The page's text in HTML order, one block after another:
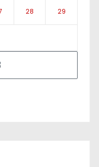
28 29